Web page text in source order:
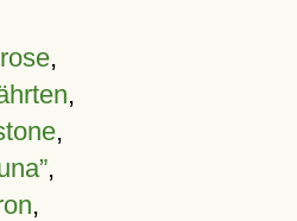
,
,
,
,
,